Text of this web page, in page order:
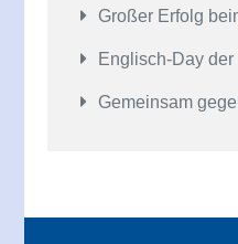
Großer Erfolg
Englisch-Day der
Gemeinsam